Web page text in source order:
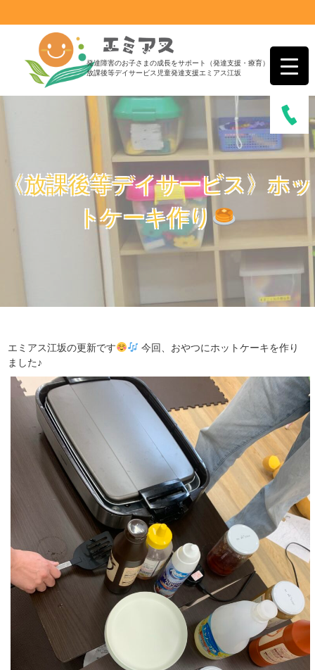
発達障害のお子さまの成長をサポート（発達支援・療育）
放課後等デイサービス児童発達支援エミアス江坂
〈放課後等デイサービス〉ホッ
トケーキ作り
エミアス江坂の更新です
今回、おやつにホットケーキを作り
ました♪